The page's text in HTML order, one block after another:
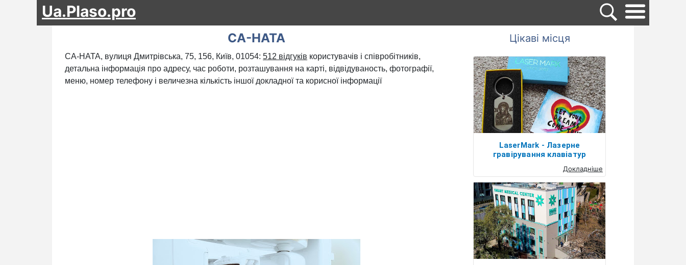
Ua.Plaso.pro
СА-НАТА
СА-НАТА, вулиця Дмитрівська, 75, 156, Київ, 01054: 512 відгуків користувачів і співробітників,
детальна інформація про адресу, час роботи, розташування на карті, відвідуваность, фотографії,
меню, номер телефону і величезна кількість іншої докладної та корисної інформації
Цікаві місця
LaserMark - Лазерне
гравірування клавіатур
Докладніше